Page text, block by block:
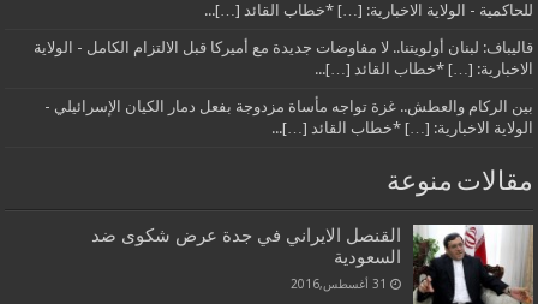
للحاكمية - الولاية الاخبارية: […] *خطاب القائد […]...
قاليباف: لبنان أولويتنا.. لا مفاوضات جديدة مع أميركا قبل الالتزام الكامل - الولاية
الاخبارية: […] *خطاب القائد […]...
بين الركام والعطش.. غزة تواجه مأساة مزدوجة بفعل دمار الكيان الإسرائيلي -
الولاية الاخبارية: […] *خطاب القائد […]...
مقالات منوعة
القنصل الايراني في جدة عرض شكوى ضد
السعودية
31 أغسطس,2016